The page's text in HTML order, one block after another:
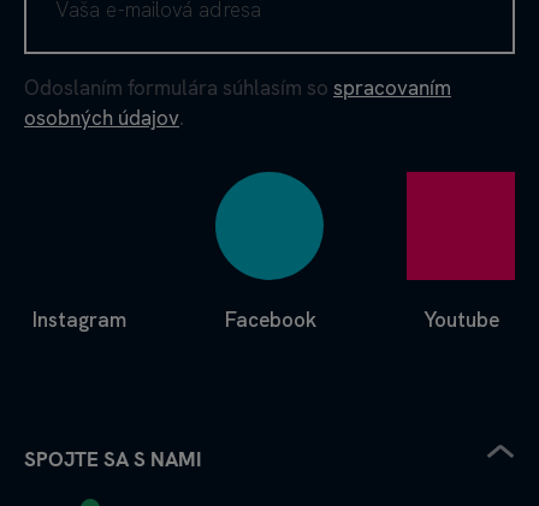
Odoslaním formulára súhlasím so spracovaním
osobných údajov.
Facebook
Instagram Youtube
SPOJTE SA S NAMI